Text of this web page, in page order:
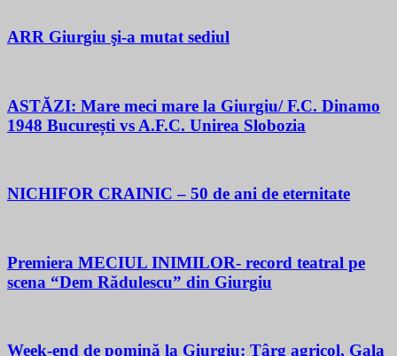
ARR Giurgiu şi-a mutat sediul
ASTĂZI: Mare meci mare la Giurgiu/ F.C. Dinamo
1948 București vs A.F.C. Unirea Slobozia
NICHIFOR CRAINIC – 50 de ani de eternitate
Premiera MECIUL INIMILOR- record teatral pe
scena “Dem Rădulescu” din Giurgiu
Week-end de pomină la Giurgiu: Târg agricol, Gala